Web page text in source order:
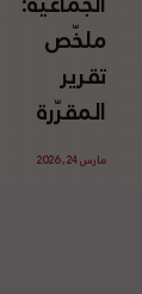
القانون
الدولي
ملخّص
تقرير
المقرّرة
الخاصة
مارس 24, 2026